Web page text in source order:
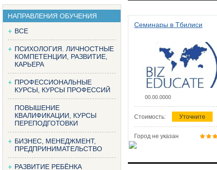
НАПРАВЛЕНИЯ ОБУЧЕНИЯ
ВСЕ
ПСИХОЛОГИЯ. ЛИЧНОСТНЫЕ
КОМПЕТЕНЦИИ, РАЗВИТИЕ,
КАРЬЕРА
ПРОФЕССИОНАЛЬНЫЕ
КУРСЫ, КУРСЫ ПРОФЕССИЙ
ПОВЫШЕНИЕ
КВАЛИФИКАЦИИ, КУРСЫ
ПЕРЕПОДГОТОВКИ
БИЗНЕС, МЕНЕДЖМЕНТ,
ПРЕДПРИНИМАТЕЛЬСТВО
РАЗВИТИЕ РЕБЁНКА
Семинары в Тбилиси
00.00.0000
Стоимость: Уточните
Город не указан